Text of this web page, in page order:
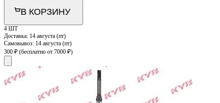
В КОРЗИНУ
4 ШТ
Доставка: 14 августа (пт)
Самовывоз: 14 августа (пт)
300 ₽ (бесплатно от 7000 ₽)